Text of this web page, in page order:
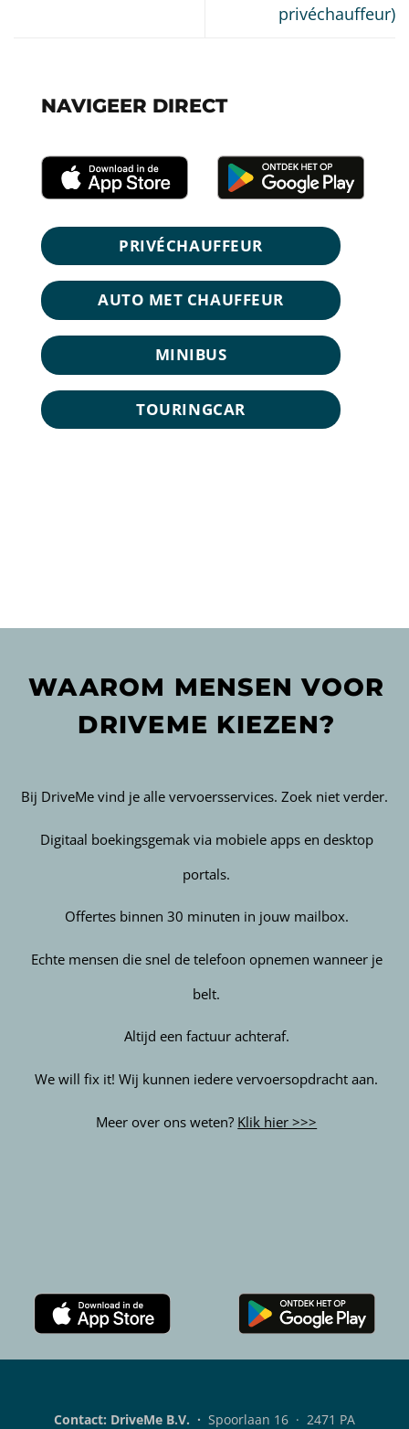
privéchauffeur)
NAVIGEER DIRECT
PRIVÉCHAUFFEUR
AUTO MET CHAUFFEUR
MINIBUS
TOURINGCAR
WAAROM MENSEN VOOR
DRIVEME KIEZEN?
Bij DriveMe vind je alle vervoersservices. Zoek niet verder.
Digitaal boekingsgemak via mobiele apps en desktop
portals.
Offertes binnen 30 minuten in jouw mailbox.
Echte mensen die snel de telefoon opnemen wanneer je
belt.
Altijd een factuur achteraf.
We will fix it! Wij kunnen iedere vervoersopdracht aan.
Meer over ons weten? Klik hier >>>
klanten-
voor
Contact: DriveMe B.V. · Spoorlaan 16 · 2471 PA